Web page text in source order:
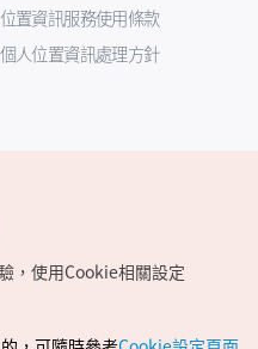
位置資訊服務使用條款
個人位置資訊處理方針
，使用Cookie相關設定